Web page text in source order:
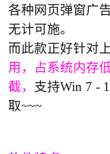
破
各种网页弹窗广
无计可施。
而此款正好针对
用，占系统内存
截， 支持Win 7 -
取~~~